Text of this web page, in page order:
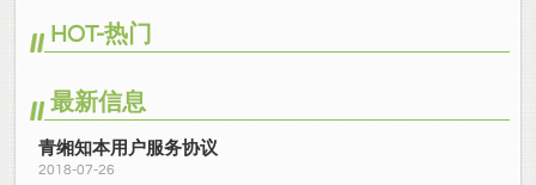
HOT-热门
最新信息
青缃知本用户服务协议
2018-07-26